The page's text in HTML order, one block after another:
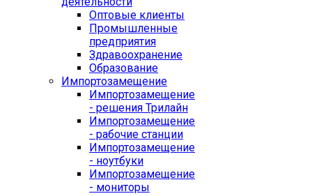
Оптовые клиенты
Промышленные
предприятия
Здравоохранение
Образование
Импортозамещение
Импортозамещение
- решения Трилайн
Импортозамещение
- рабочие станции
Импортозамещение
- ноутбуки
Импортозамещение
- мониторы